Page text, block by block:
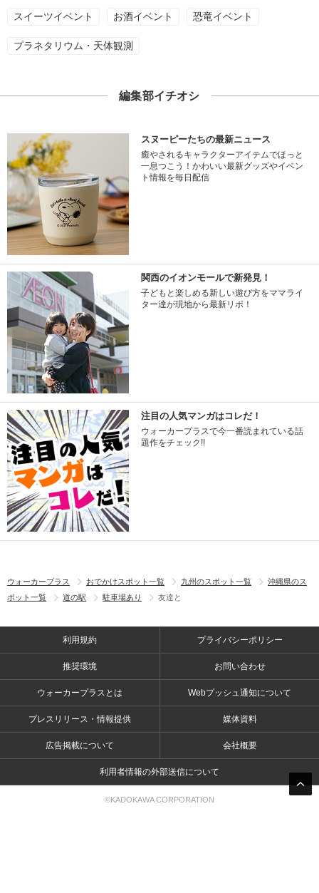
スイーツイベント お酒イベント 恐竜イベント
プラネタリウム・天体観測
編集部イチオシ
スヌーピーたちの最新ニュース
癒やされるキャラクターアイテムでほっと
一息つこう！かわいい最新グッズやイベン
ト情報を毎日配信
関西のイオンモールで新発見！
子どもと楽しめる新しい遊び方をママライ
ター達が現地から最新リポ！
注目の人気マンガはコレだ！
ウォーカープラスで今一番読まれている話
題作をチェック!!
ウォーカープラス おでかけスポット一覧 九州のスポット一覧
沖縄県のス
ポット一覧
道の駅 駐車場あり 友達と
利用規約 プライバシーポリシー
推奨環境 お問い合わせ
ウォーカープラスとは Webプッシュ通知について
プレスリリース・情報提供 媒体資料
広告掲載について 会社概要
利用者情報の外部送信について
©KADOKAWA CORPORATION